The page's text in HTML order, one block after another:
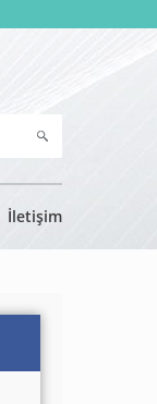
İletişim